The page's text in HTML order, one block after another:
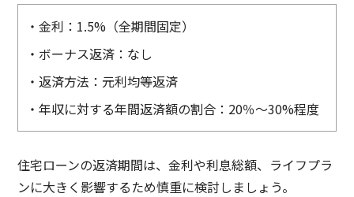
・金利：1.5%（全期間固定）
・ボーナス返済：なし
・返済方法：元利均等返済
・年収に対する年間返済額の割合：20％〜30%程度
住宅ローンの返済期間は、金利や利息総額、ライフプラ
ンに大きく影響するため慎重に検討しましょう。